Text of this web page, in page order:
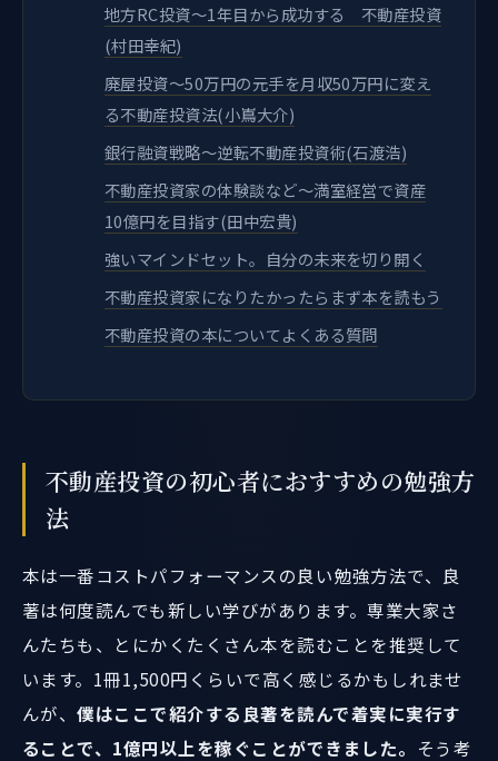
地方RC投資～1年目から成功する 不動産投資
(村田幸紀)
廃屋投資～50万円の元手を月収50万円に変え
る不動産投資法(小嶌大介)
銀行融資戦略～逆転不動産投資術(石渡浩)
不動産投資家の体験談など～満室経営で資産
10億円を目指す(田中宏貴)
強いマインドセット。自分の未来を切り開く
不動産投資家になりたかったらまず本を読もう
不動産投資の本についてよくある質問
不動産投資の初心者におすすめの勉強方
法
本は一番コストパフォーマンスの良い勉強方法で、良
著は何度読んでも新しい学びがあります。専業大家さ
んたちも、とにかくたくさん本を読むことを推奨して
います。1冊1,500円くらいで高く感じるかもしれませ
んが、僕はここで紹介する良著を読んで着実に実行す
ることで、1億円以上を稼ぐことができました。 そう考